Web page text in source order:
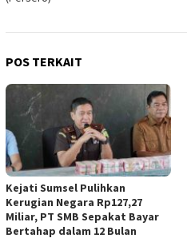
POS TERKAIT
Kejati Sumsel Pulihkan
Kerugian Negara Rp127,27
Miliar, PT SMB Sepakat Bayar
Bertahap dalam 12 Bulan